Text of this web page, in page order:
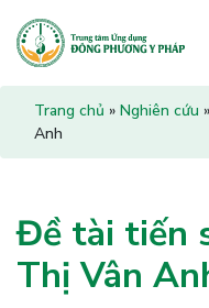
Trang chủ » Nghiên cứu »
Anh
Đề tài tiến
Thị Vân